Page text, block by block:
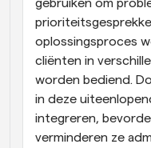
gebruiken om
oplossingsproces
cliënten in
worden bediend.
in deze
integreren,
verminderen ze